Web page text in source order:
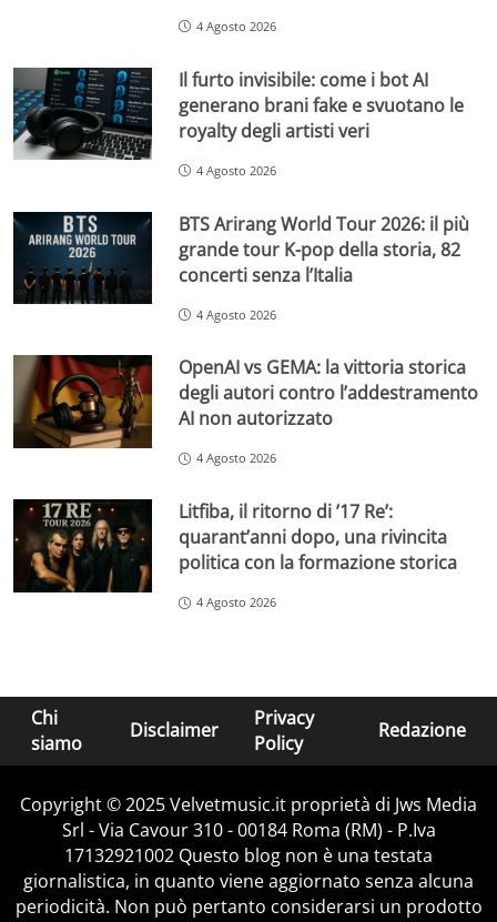
4 Agosto 2026
Il furto invisibile: come i bot AI
generano brani fake e svuotano le
royalty degli artisti veri
4 Agosto 2026
BTS Arirang World Tour 2026: il più
grande tour K-pop della storia, 82
concerti senza l’Italia
4 Agosto 2026
OpenAI vs GEMA: la vittoria storica
degli autori contro l’addestramento
AI non autorizzato
4 Agosto 2026
Litfiba, il ritorno di ’17 Re’:
quarant’anni dopo, una rivincita
politica con la formazione storica
4 Agosto 2026
Chi
siamo
Disclaimer
Privacy
Policy
Redazione
Copyright © 2025 Velvetmusic.it proprietà di Jws Media
Srl - Via Cavour 310 - 00184 Roma (RM) - P.Iva
17132921002 Questo blog non è una testata
giornalistica, in quanto viene aggiornato senza alcuna
periodicità. Non può pertanto considerarsi un prodotto